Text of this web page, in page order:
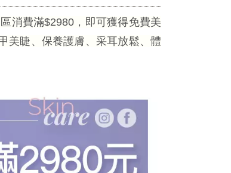
消費滿$2980，即可獲得免費美
美睫、保養護膚、采耳放鬆、體